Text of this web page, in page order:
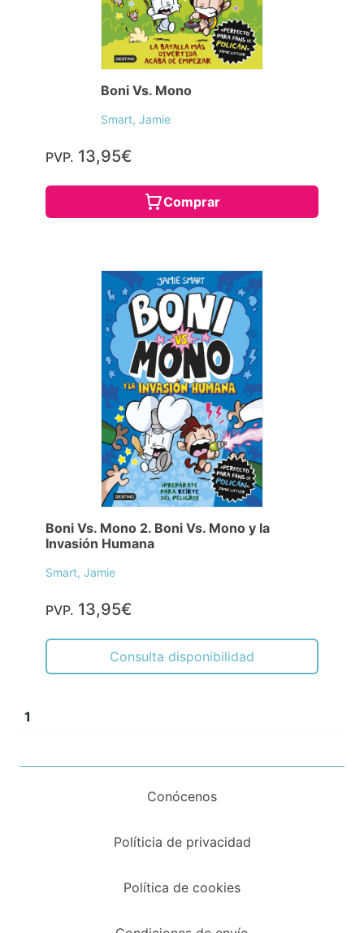
Boni Vs. Mono
Smart, Jamie
PVP. 13,95€
Comprar
Boni Vs. Mono 2. Boni Vs. Mono y la
Invasión Humana
Smart, Jamie
PVP. 13,95€
Consulta disponibilidad
1
Conócenos
Políticia de privacidad
Política de cookies